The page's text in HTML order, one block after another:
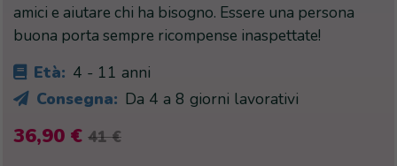
amici e aiutare chi ha bisogno. Essere una persona
buona porta sempre ricompense inaspettate!
Età: 4 - 11 anni
Consegna: Da 4 a 8 giorni lavorativi
36,90 € 41 €